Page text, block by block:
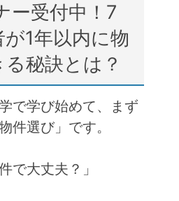
ー受付中！7
1年以内に物
秘訣とは？
で学び始めて、まず
件選び」です。
で大丈夫？」